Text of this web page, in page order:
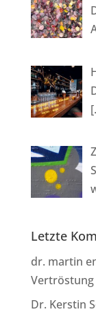
Letzte
dr. martin
Vertröstung
Dr. Kerstin